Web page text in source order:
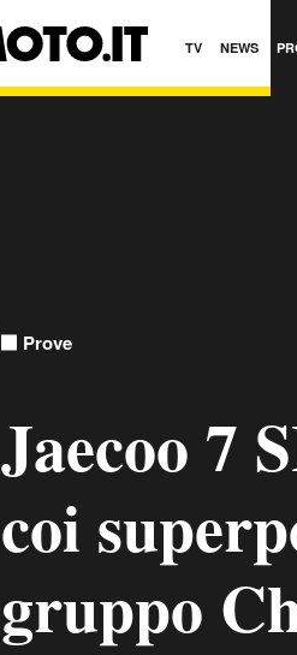
TV NEWS
Prove
Jaecoo 7
coi
gruppo